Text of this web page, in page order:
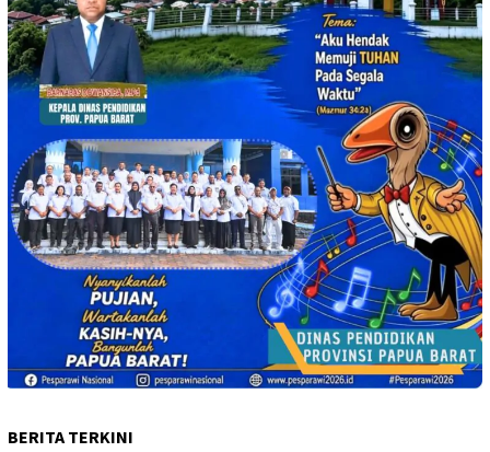
BERITA TERKINI